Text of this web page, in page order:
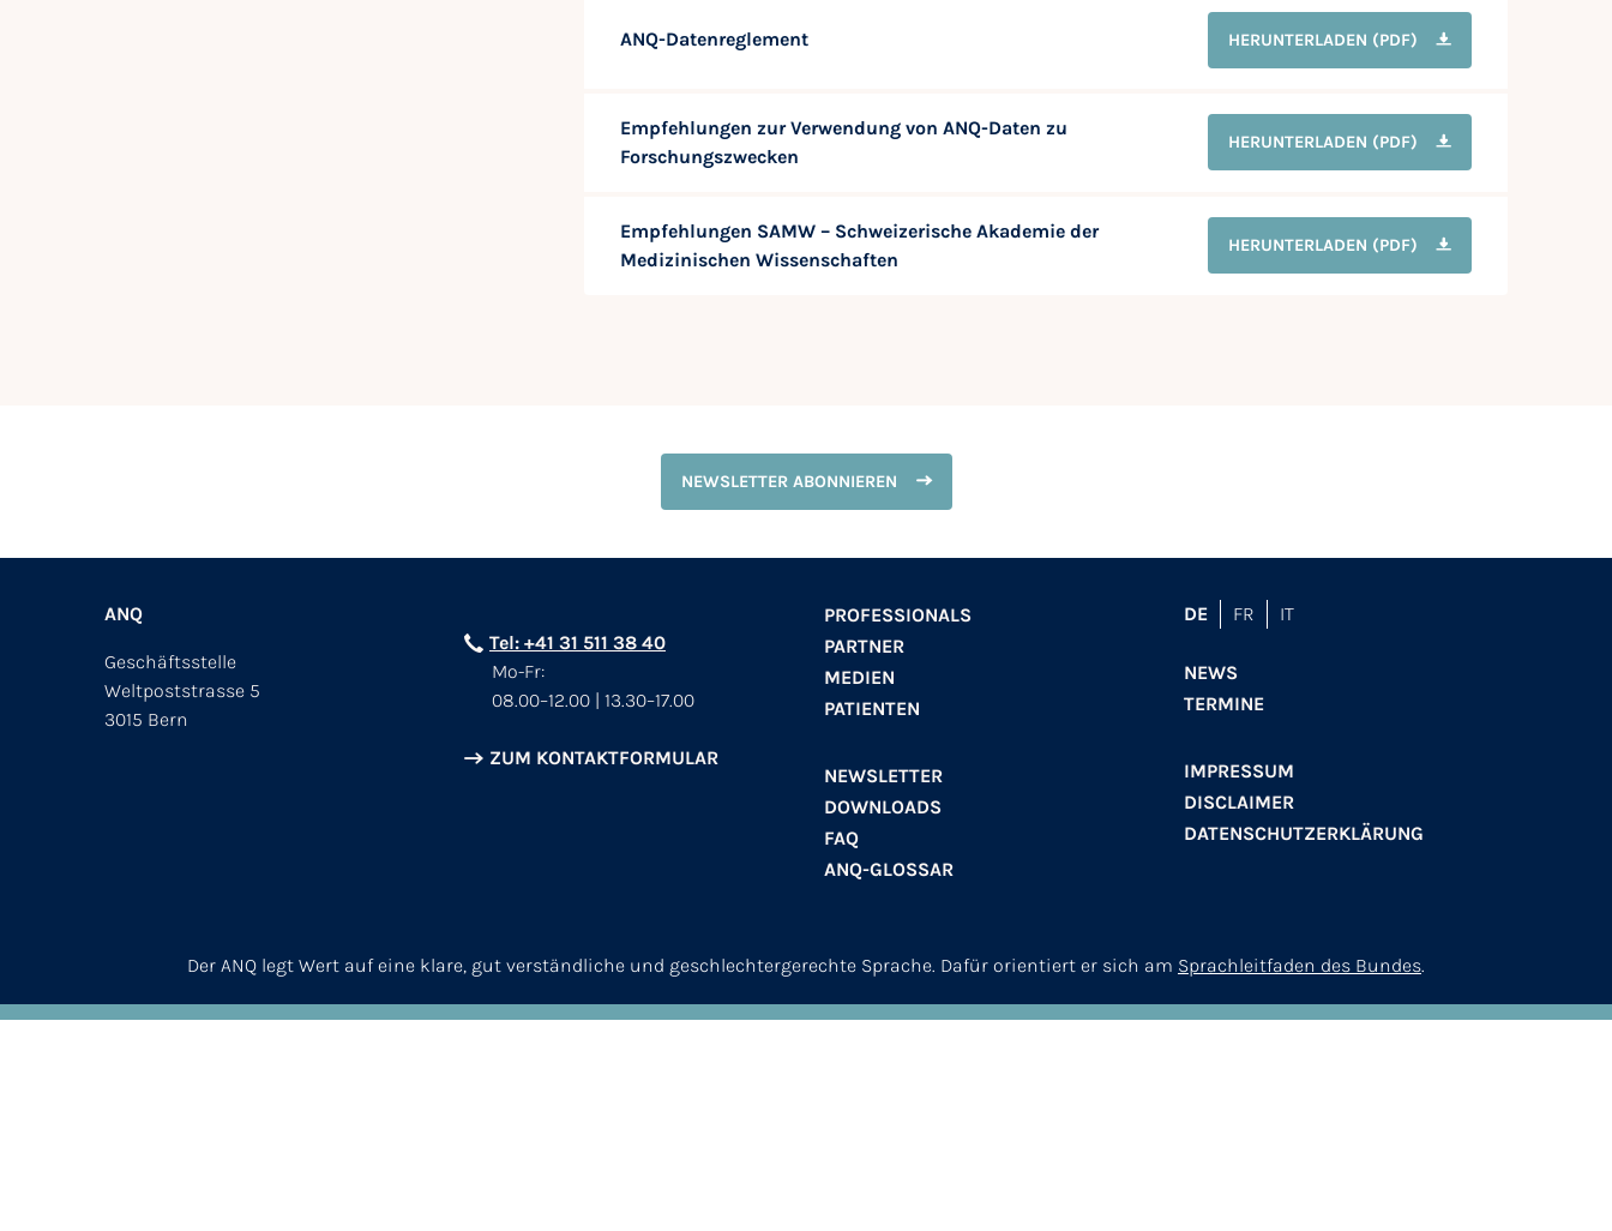
ANQ-Datenreglement HERUNTERLADEN (PDF)
Empfehlungen zur Verwendung von ANQ-Daten zu
Forschungszwecken
HERUNTERLADEN (PDF)
Empfehlungen SAMW – Schweizerische Akademie der
Medizinischen Wissenschaften
HERUNTERLADEN (PDF)
NEWSLETTER ABONNIEREN
ANQ
Geschäftsstelle
Weltpoststrasse 5
3015 Bern
Tel: +41 31 511 38 40
Mo-Fr:
08.00–12.00 | 13.30–17.00
ZUM KONTAKTFORMULAR
PROFESSIONALS
PARTNER
MEDIEN
PATIENTEN
NEWSLETTER
DOWNLOADS
FAQ
ANQ-GLOSSAR
DE FR IT
NEWS
TERMINE
IMPRESSUM
DISCLAIMER
DATENSCHUTZERKLÄRUNG
Der ANQ legt Wert auf eine klare, gut verständliche und geschlechtergerechte Sprache. Dafür orientiert er sich am Sprachleitfaden des Bundes.